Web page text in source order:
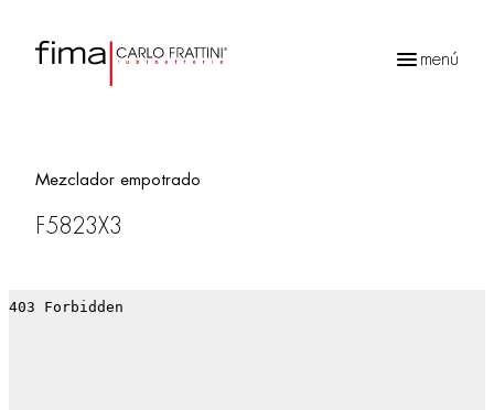
menú
Mezclador empotrado
F5823X3